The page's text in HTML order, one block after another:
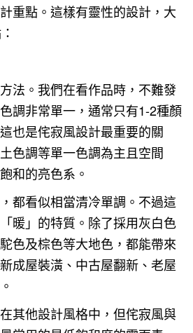
重點。這樣有靈性的設計，大
法。我們在看作品時，不難發
調非常單一，通常只有1-2種顏
也是侘寂風設計最重要的關
色調等單一色調為主且空間
和的亮色系。
都看似相當清冷單調。不過這
暖」的特質。除了採用灰白色
色及棕色等大地色，都能帶來
成屋裝潢、中古屋翻新、老屋
其他設計風格中，但侘寂風與